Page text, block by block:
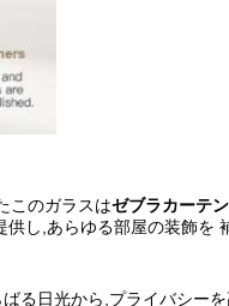
このガラスはゼブラカーテ
供し,あらゆる部屋の装飾を
る日光から,プライバシー